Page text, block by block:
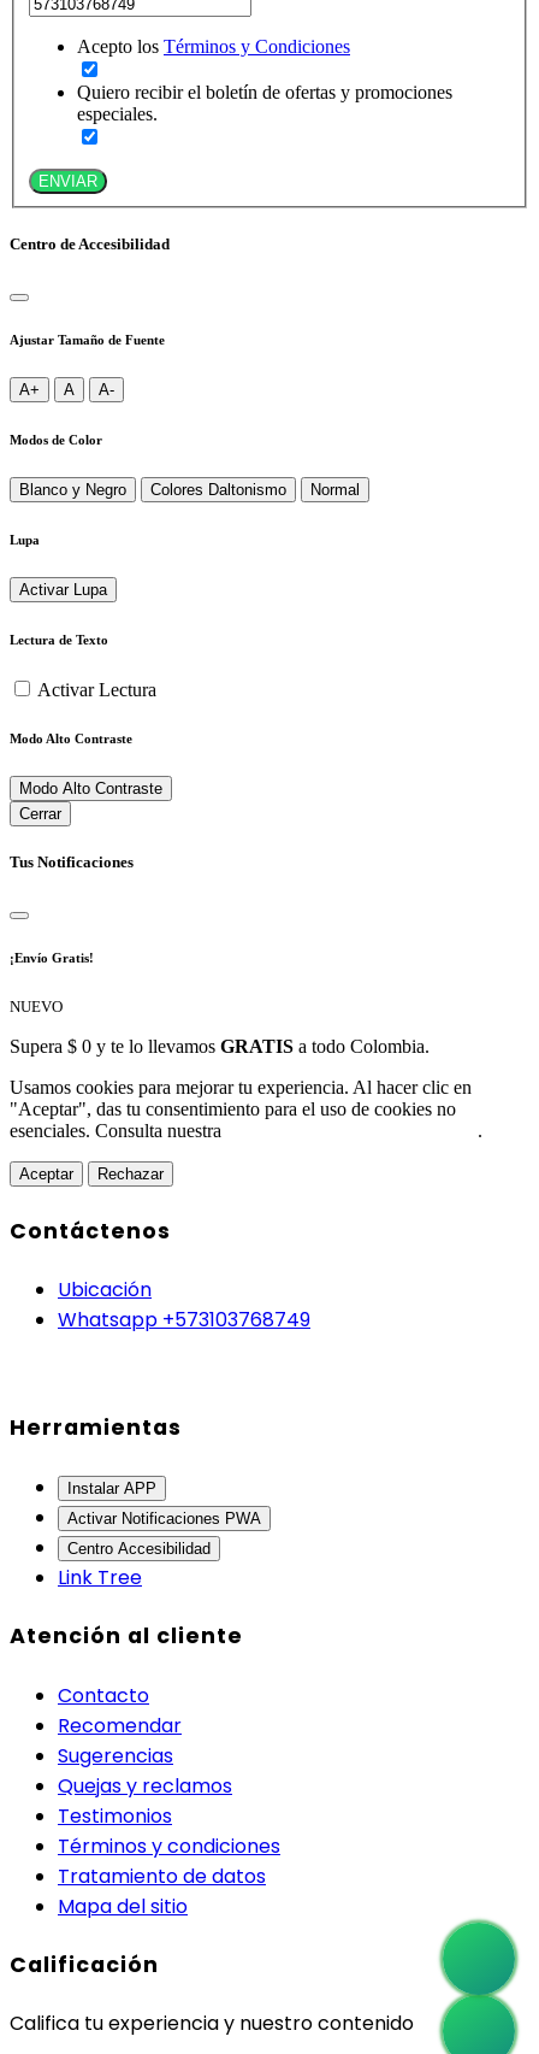
Acepto los Términos y Condiciones
Quiero recibir el boletín de ofertas y promociones
especiales.
ENVIAR
Centro de Accesibilidad
Ajustar Tamaño de Fuente
A+ A A-
Modos de Color
Blanco y Negro Colores Daltonismo Normal
Lupa
Activar Lupa
Lectura de Texto
Activar Lectura
Modo Alto Contraste
Modo Alto Contraste
Cerrar
Tus Notificaciones
¡Envío Gratis!
NUEVO
Supera $ 0 y te lo llevamos GRATIS a todo Colombia.
Usamos cookies para mejorar tu experiencia. Al hacer clic en
"Aceptar", das tu consentimiento para el uso de cookies no
esenciales. Consulta nuestra
.
Aceptar Rechazar
Contáctenos
Ubicación
Whatsapp +573103768749
Herramientas
Instalar APP
Activar Notificaciones PWA
Centro Accesibilidad
Link Tree
Atención al cliente
Contacto
Recomendar
Sugerencias
Quejas y reclamos
Testimonios
Términos y condiciones
Tratamiento de datos
Mapa del sitio
Calificación
Califica tu experiencia y nuestro contenido